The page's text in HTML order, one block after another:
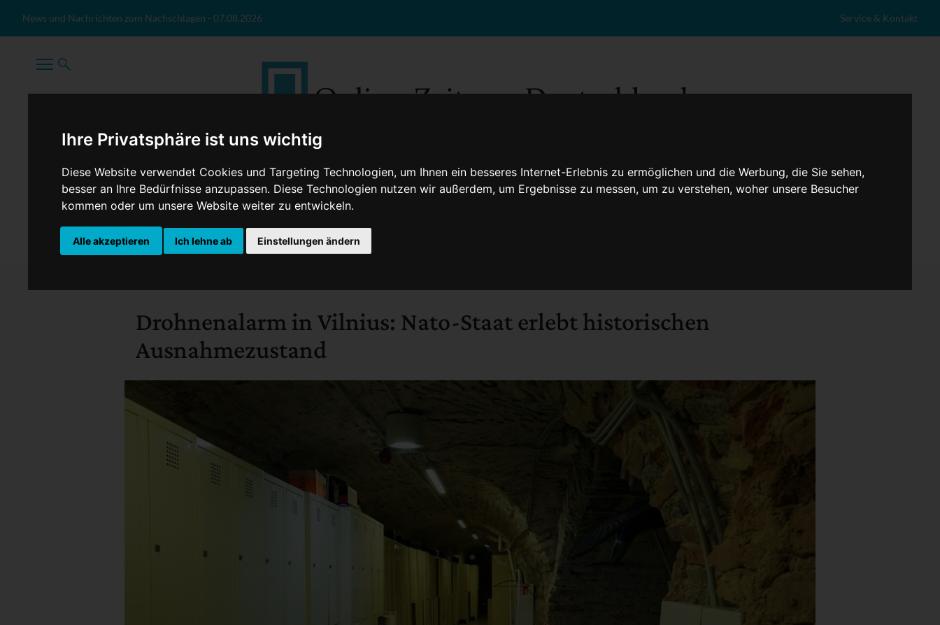
Ihre Privatsphäre ist uns wichtig
Diese Website verwendet Cookies und Targeting Technologien, um Ihnen ein besseres Internet-Erlebnis zu ermöglichen und die Werbung, die Sie sehen,
besser an Ihre Bedürfnisse anzupassen. Diese Technologien nutzen wir außerdem, um Ergebnisse zu messen, um zu verstehen, woher unsere Besucher
kommen oder um unsere Website weiter zu entwickeln.
Alle akzeptieren Ich lehne ab Einstellungen ändern
News und Nachrichten zum Nachschlagen - 07.08.2026 Service & Kontakt
TopNews Politik Sport Wirtschaft Firmennews Gesellschaft
Drohnenalarm in Vilnius: Nato-Staat erlebt historischen
Ausnahmezustand